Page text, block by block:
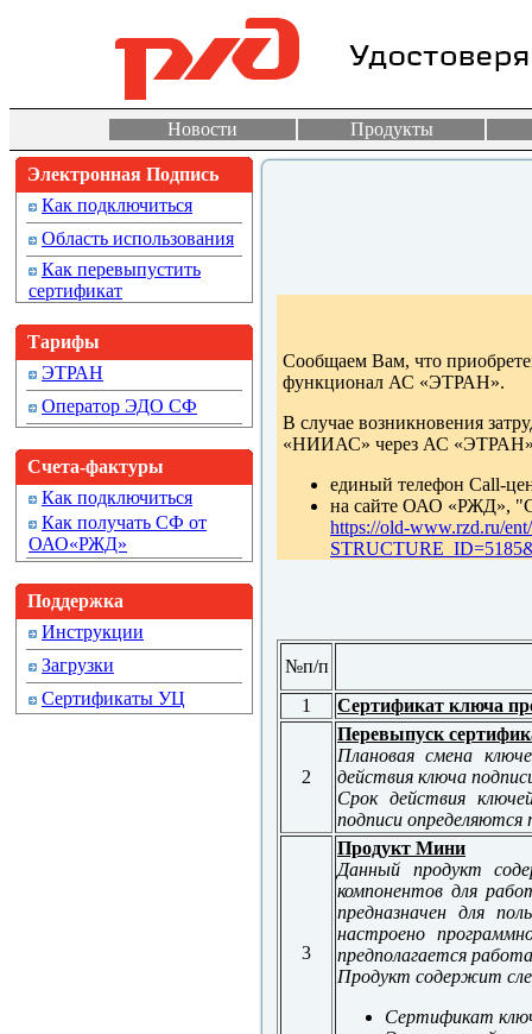
Новости Продукты
Электронная Подпись
Как подключиться
Область использования
Как перевыпустить
сертификат
Тарифы
ЭТРАН
Оператор ЭДО СФ
Счета-фактуры
Как подключиться
Как получать СФ от
ОАО«РЖД»
Поддержка
Инструкции
Загрузки
Сертификаты УЦ
Сообщаем Вам, что
функционал АС «ЭТРАН».
В случае возникновения
«НИИАС» через АС «ЭТРАН»,
единый телефон Call-
на сайте ОАО «РЖД»,
https://old-www.rzd.ru/
№п/п
1
Сертификат ключа
2
Перевыпуск
Плановая смена
действия ключа
Срок действия
подписи
3
Продукт Мини
Данный продукт
компонентов для
предназначен для
настроено
предполагается
Продукт содержит
Сертификат